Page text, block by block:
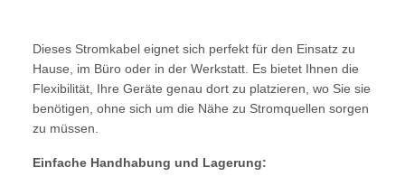
Dieses Stromkabel eignet sich perfekt für den Einsatz zu
Hause, im Büro oder in der Werkstatt. Es bietet Ihnen die
Flexibilität, Ihre Geräte genau dort zu platzieren, wo Sie sie
benötigen, ohne sich um die Nähe zu Stromquellen sorgen
zu müssen.
Einfache Handhabung und Lagerung: